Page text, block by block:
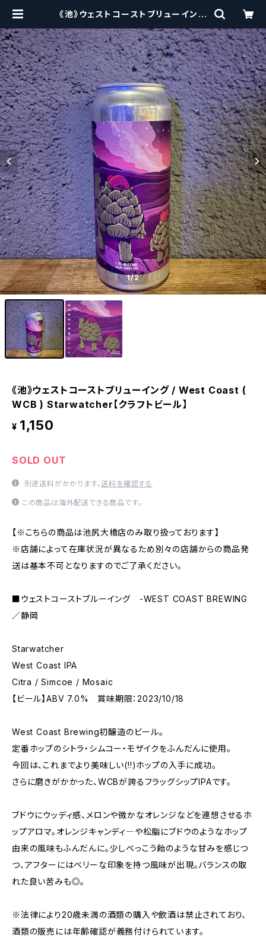
《池》ウェストコーストブリューイング
cher【クラフトビール】 | craftbeer
scissors
1/2
《池》ウェストコーストブリューイング / West Coast (
WCB ) Starwatcher【クラフトビール】
¥ 1,150
SOLD OUT
別途送料がかかります。送料を確認する
この商品は海外配送できる商品です。
【※こちらの商品は池尻大橋店のみ取り扱っております】
※店舗によって在庫状況が異なるため別々の店舗からの商品発
送は基本不可となりますのでご了承ください。
■ウェストコーストブルーイング -WEST COAST BREWING
／静岡
Starwatcher
West Coast IPA
Citra / Simcoe / Mosaic
【ビール】ABV 7.0% 賞味期限：2023/10/18
West Coast Brewing初醸造のビール。
定番ホップのシトラ・シムコー・モザイクをふんだんに使用。
今回は、これまでより美味しい(!!)ホップの入手に成功。
さらに磨きがかかった、WCBが誇るフラッグシップIPAです。
ブドウにウッディ感、メロンや微かなオレンジなどを連想させるホ
ップアロマ。オレンジキャンディ―や松脂にブドウのようなホップ
由来の風味もふんだんに。少しべっこう飴のような甘みを感じつ
つ、アフターにはベリーな印象を持つ風味が出現。バランスの取
れた良い苦みも◎。
※法律により20歳未満の酒類の購入や飲酒は禁止されており、
酒類の販売には年齢確認が義務付けられています。